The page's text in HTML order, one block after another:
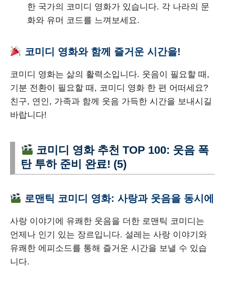
한 국가의 코미디 영화가 있습니다. 각 나라의 문
화와 유머 코드를 느껴보세요.
코미디 영화와 함께 즐거운 시간을!
코미디 영화는 삶의 활력소입니다. 웃음이 필요할 때,
기분 전환이 필요할 때, 코미디 영화 한 편 어떠세요?
친구, 연인, 가족과 함께 웃음 가득한 시간을 보내시길
바랍니다!
코미디 영화 추천 TOP 100: 웃음 폭
탄 투하 준비 완료! (5)
로맨틱 코미디 영화: 사랑과 웃음을 동시에
사랑 이야기에 유쾌한 웃음을 더한 로맨틱 코미디는
언제나 인기 있는 장르입니다. 설레는 사랑 이야기와
유쾌한 에피소드를 통해 즐거운 시간을 보낼 수 있습
니다.